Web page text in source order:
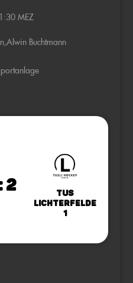
MEZ
,Alwin Buchtmann
2
TuS
Lichterfelde
1